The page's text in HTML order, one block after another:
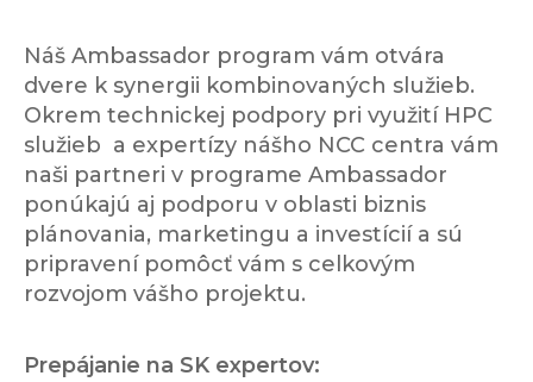
Náš Ambassador program vám otvára
dvere k synergii kombinovaných služieb.
Okrem technickej podpory pri využití HPC
služieb a expertízy nášho NCC centra vám
naši partneri v programe Ambassador
ponúkajú aj podporu v oblasti biznis
plánovania, marketingu a investícií a sú
pripravení pomôcť vám s celkovým
rozvojom vášho projektu.
Prepájanie na SK expertov: